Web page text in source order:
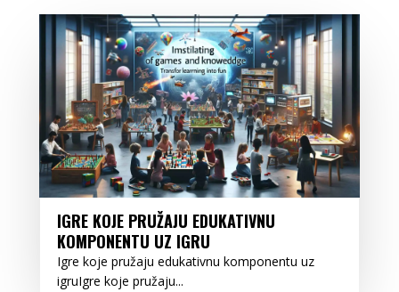
IGRE KOJE PRUŽAJU EDUKATIVNU
KOMPONENTU UZ IGRU
Igre koje pružaju edukativnu komponentu uz
igruIgre koje pružaju...